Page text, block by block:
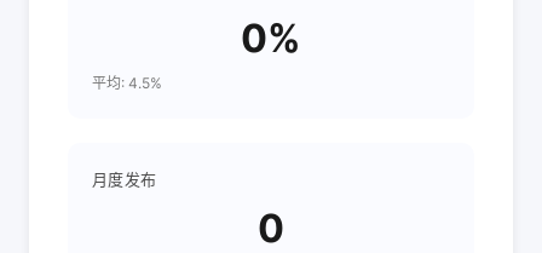
0%
平均: 4.5%
月度发布
0